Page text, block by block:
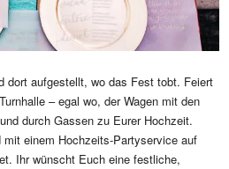
dort aufgestellt, wo das Fest tobt. Feiert
– egal wo, der Wagen mit den
durch Gassen zu Eurer Hochzeit.
mit einem Hochzeits-Partyservice auf
Ihr wünscht Euch eine festliche,